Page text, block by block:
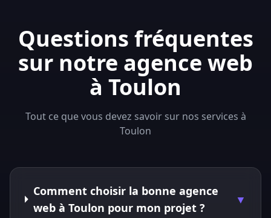
Questions fréquentes
sur notre agence web
à Toulon
Tout ce que vous devez savoir sur nos services à
Toulon
Comment choisir la bonne agence
web à Toulon pour mon projet ?
▼